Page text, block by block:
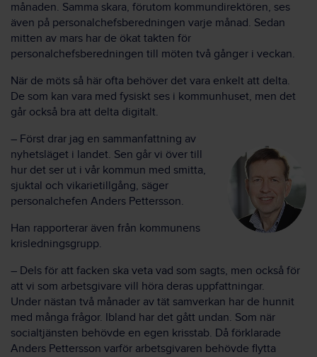
månaden. Samma skara, förutom kommundirektören, ses
även på personalchefsberedningen varje månad. Sedan
mitten av mars har de ökat takten för
personalchefsberedningen till möten två gånger i veckan.
När de möts så här ofta behöver det vara enkelt att delta.
De som kan vara med fysiskt ses i kommunhuset, men det
går också bra att delta digitalt.
– Först drar jag en sammanfattning av
nyhetsläget i landet. Sen går vi över till
hur det ser ut i vår kommun med smitta,
sjuktal och vikarietillgång, säger
personalchefen Anders Pettersson.
Han rapporterar även från kommunens
krisledningsgrupp.
– Dels för att facken ska veta vad som sagts, men också för
att vi som arbetsgivare vill höra deras uppfattningar.
Under nästan två månader av tät samverkan har de hunnit
med många frågor. Ibland har det gått undan. Som när
socialtjänsten behövde en egen krisstab. Då förklarade
Anders Pettersson varför arbetsgivaren behövde flytta